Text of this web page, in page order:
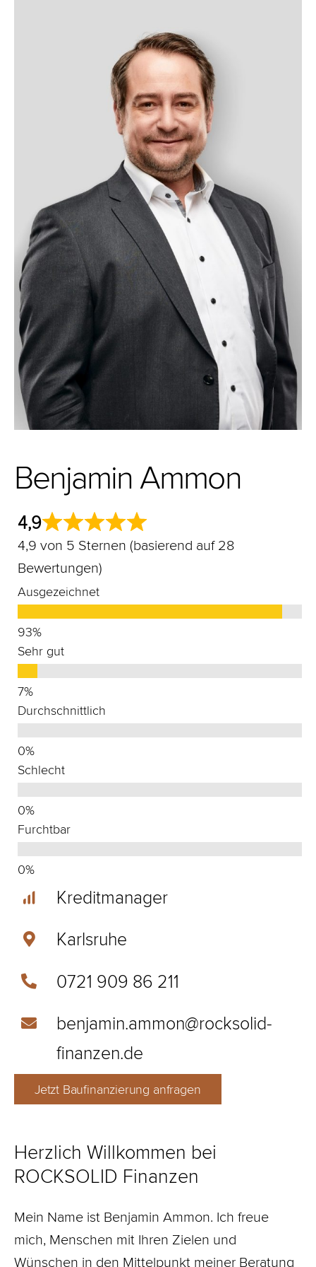
Benjamin Ammon
4,9
4,9 von 5 Sternen (basierend auf 28
Bewertungen)
Ausgezeichnet
Sehr gut
Durchschnittlich
Schlecht
Furchtbar
Kreditmanager
Karlsruhe
0721 909 86 211
benjamin.ammon@rocksolid-
finanzen.de
Jetzt Baufinanzierung anfragen
Herzlich Willkommen bei
ROCKSOLID Finanzen
Mein Name ist Benjamin Ammon. Ich freue
mich, Menschen mit Ihren Zielen und
Wünschen in den Mittelpunkt meiner Beratung